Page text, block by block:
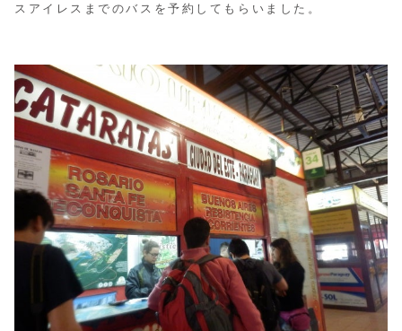
スアイレスまでのバスを予約してもらいました。